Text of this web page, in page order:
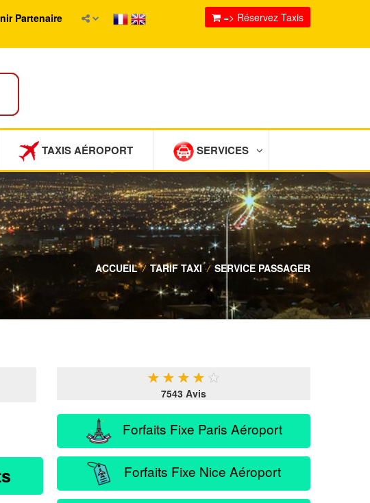
Partenaire => Réservez Taxis
TAXIS AÉROPORT SERVICES
ACCUEIL / TARIF TAXI / SERVICE PASSAGER
★ ★ ★ ★ ★
7543 Avis
Forfaits Fixe Paris Aéroport
Forfaits Fixe Nice Aéroport